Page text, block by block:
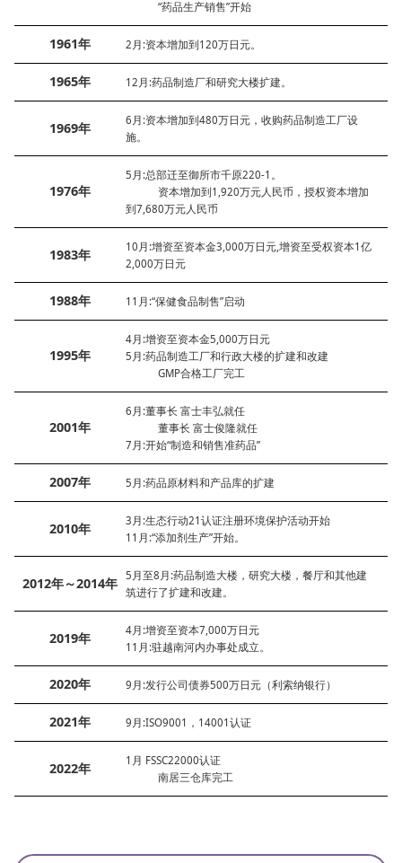
“药品生产销售”开始
1961年 2月:资本增加到120万日元。
1965年 12月:药品制造厂和研究大楼扩建。
1969年
6月:资本增加到480万日元，收购药品制造工厂设
施。
1976年
5月:总部迁至御所市千原220-1。
资本增加到1,920万元人民币，授权资本增加
到7,680万元人民币
1983年
10月:增资至资本金3,000万日元,增资至受权资本1亿
2,000万日元
1988年 11月:“保健食品制售”启动
1995年
4月:增资至资本金5,000万日元
5月:药品制造工厂和行政大楼的扩建和改建
GMP合格工厂完工
2001年
6月:董事长 富士丰弘就任
董事长 富士俊隆就任
7月:开始“制造和销售准药品”
2007年 5月:药品原材料和产品库的扩建
2010年
3月:生态行动21认证注册环境保护活动开始
11月:“添加剂生产”开始。
2012年～2014年 5月至8月:药品制造大楼，研究大楼，餐厅和其他建
筑进行了扩建和改建。
2019年
4月:增资至资本7,000万日元
11月:驻越南河内办事处成立。
2020年 9月:发行公司债券500万日元（利索纳银行）
2021年 9月:ISO9001，14001认证
2022年
1月 FSSC22000认证
南居三仓库完工